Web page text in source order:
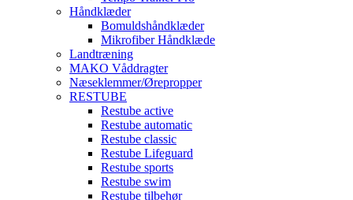
Håndklæder
Bomuldshåndklæder
Mikrofiber Håndklæde
Landtræning
MAKO Våddragter
Næseklemmer/Ørepropper
RESTUBE
Restube active
Restube automatic
Restube classic
Restube Lifeguard
Restube sports
Restube swim
Restube tilbehør